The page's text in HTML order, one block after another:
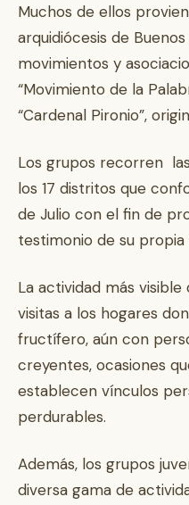
Muchos de ellos
arquidiócesis de
movimientos y
“Movimiento de la
“Cardenal Pironio”,
Los grupos recorren
los 17 distritos que
de Julio con el fin de
testimonio de su propia
La actividad más visible
visitas a los hogares
fructífero, aún con
creyentes, ocasiones
establecen vínculos
perdurables.
Además, los grupos
diversa gama de